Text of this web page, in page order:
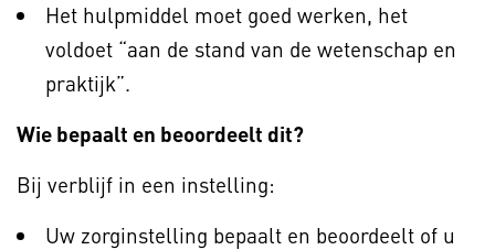
Het hulpmiddel moet goed werken, het
voldoet “aan de stand van de wetenschap en
praktijk”.
Wie bepaalt en beoordeelt dit?
Bij verblijf in een instelling:
Uw zorginstelling bepaalt en beoordeelt of u